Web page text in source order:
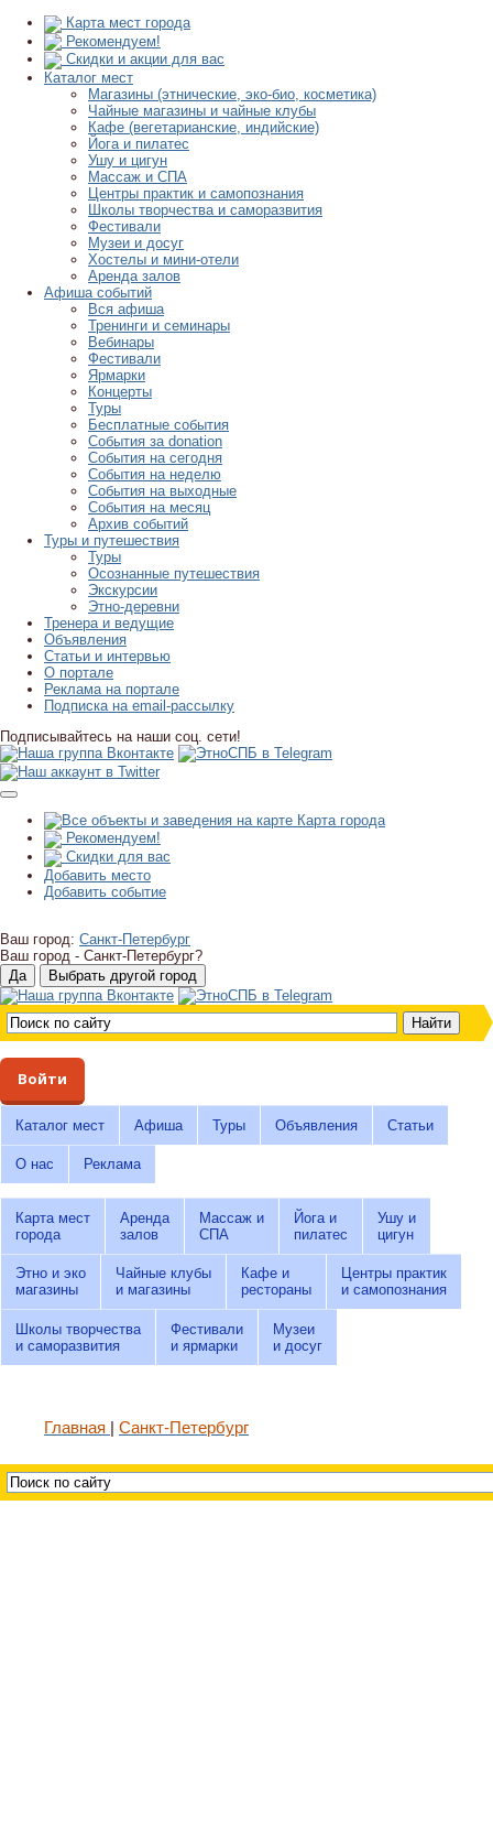
Карта мест города
Рекомендуем!
Скидки и акции для вас
Каталог мест
Магазины (этнические, эко-био, косметика)
Чайные магазины и чайные клубы
Кафе (вегетарианские, индийские)
Йога и пилатес
Ушу и цигун
Массаж и СПА
Центры практик и самопознания
Школы творчества и саморазвития
Фестивали
Музеи и досуг
Хостелы и мини-отели
Аренда залов
Афиша событий
Вся афиша
Тренинги и семинары
Вебинары
Фестивали
Ярмарки
Концерты
Туры
Бесплатные события
События за donation
События на сегодня
События на неделю
События на выходные
События на месяц
Архив событий
Туры и путешествия
Туры
Осознанные путешествия
Экскурсии
Этно-деревни
Тренера и ведущие
Объявления
Статьи и интервью
О портале
Реклама на портале
Подписка на email-рассылку
Подписывайтесь на наши соц. сети!
Карта города
Рекомендуем!
Скидки для вас
Добавить место
Добавить событие
Ваш город: Санкт-Петербург
Ваш город - Санкт-Петербург?
Войти
Каталог мест Афиша Туры Объявления Статьи
О нас Реклама
Карта мест
города
Аренда
залов
Массаж и
СПА
Йога и
пилатес
Ушу и
цигун
Этно и эко
магазины
Чайные клубы
и магазины
Кафе и
рестораны
Центры практик
и самопознания
Школы творчества
и саморазвития
Фестивали
и ярмарки
Музеи
и досуг
Главная Санкт-Петербург